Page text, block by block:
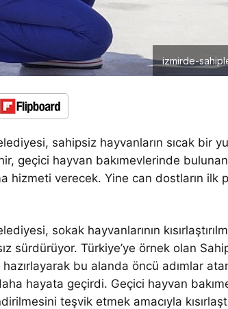
izmirde-
sahipsiz hayvanların sıcak bir
geçici hayvan bakımevlerinde
hizmeti verecek. Yine can dostların ilk
sokak hayvanlarının
sürdürüyor. Türkiye’ye örnek olan
hazırlayarak bu alanda öncü adımlar
hayata geçirdi. Geçici hayvan
teşvik etmek amacıyla